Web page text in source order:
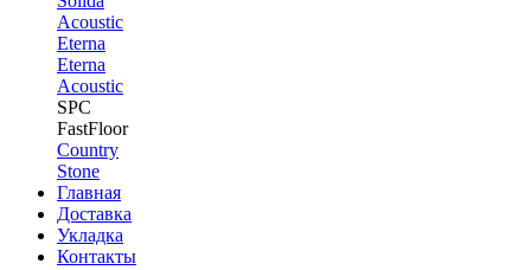
Acoustic
Eterna
Eterna
Acoustic
SPC
FastFloor
Country
Stone
Главная
Доставка
Укладка
Контакты